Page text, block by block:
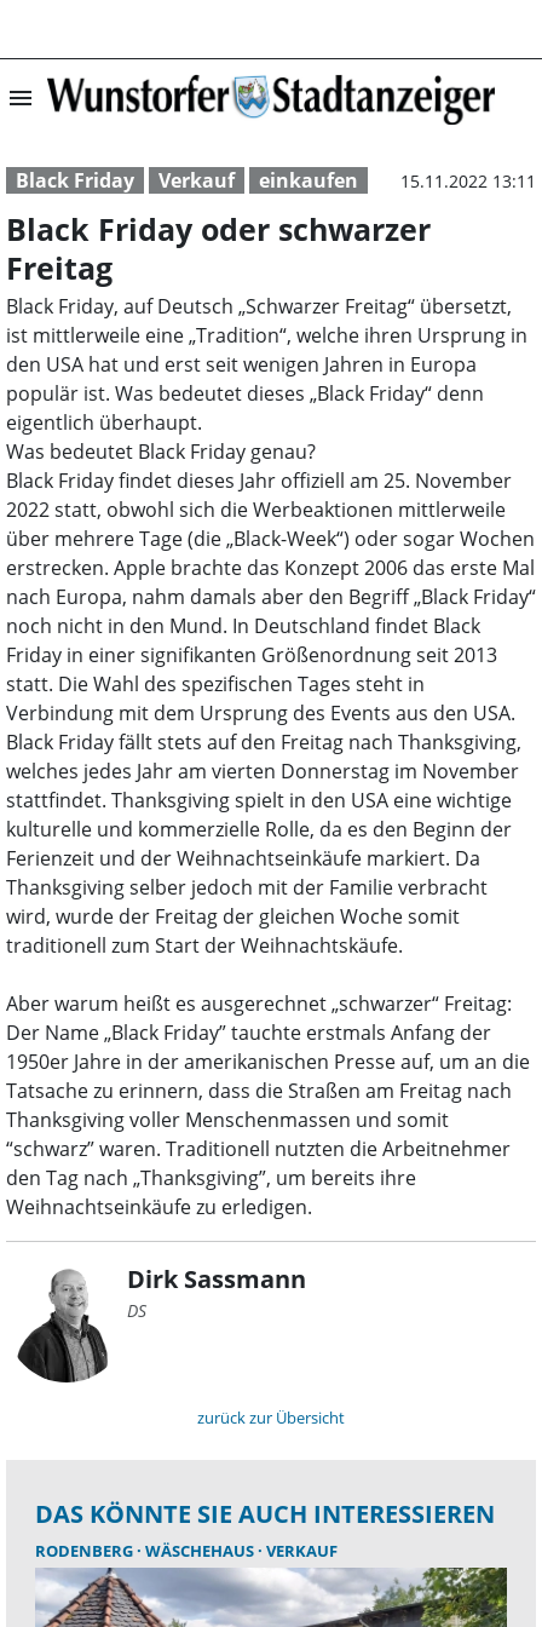
menu Black Friday
Black Friday Verkauf einkaufen 15.11.2022 13:11
Black Friday oder schwarzer
Freitag
Black Friday, auf Deutsch „Schwarzer Freitag“ übersetzt,
ist mittlerweile eine „Tradition“, welche ihren Ursprung in
den USA hat und erst seit wenigen Jahren in Europa
populär ist. Was bedeutet dieses „Black Friday“ denn
eigentlich überhaupt.
Was bedeutet Black Friday genau?
Black Friday findet dieses Jahr offiziell am 25. November
2022 statt, obwohl sich die Werbeaktionen mittlerweile
über mehrere Tage (die „Black-Week“) oder sogar Wochen
erstrecken. Apple brachte das Konzept 2006 das erste Mal
nach Europa, nahm damals aber den Begriff „Black Friday“
noch nicht in den Mund. In Deutschland findet Black
Friday in einer signifikanten Größenordnung seit 2013
statt. Die Wahl des spezifischen Tages steht in
Verbindung mit dem Ursprung des Events aus den USA.
Black Friday fällt stets auf den Freitag nach Thanksgiving,
welches jedes Jahr am vierten Donnerstag im November
stattfindet. Thanksgiving spielt in den USA eine wichtige
kulturelle und kommerzielle Rolle, da es den Beginn der
Ferienzeit und der Weihnachtseinkäufe markiert. Da
Thanksgiving selber jedoch mit der Familie verbracht
wird, wurde der Freitag der gleichen Woche somit
traditionell zum Start der Weihnachtskäufe.
Aber warum heißt es ausgerechnet „schwarzer“ Freitag:
Der Name „Black Friday” tauchte erstmals Anfang der
1950er Jahre in der amerikanischen Presse auf, um an die
Tatsache zu erinnern, dass die Straßen am Freitag nach
Thanksgiving voller Menschenmassen und somit
“schwarz” waren. Traditionell nutzten die Arbeitnehmer
den Tag nach „Thanksgiving”, um bereits ihre
Weihnachtseinkäufe zu erledigen.
Dirk Sassmann
DS
zurück zur Übersicht
DAS KÖNNTE SIE AUCH INTERESSIEREN
RODENBERG WÄSCHEHAUS VERKAUF